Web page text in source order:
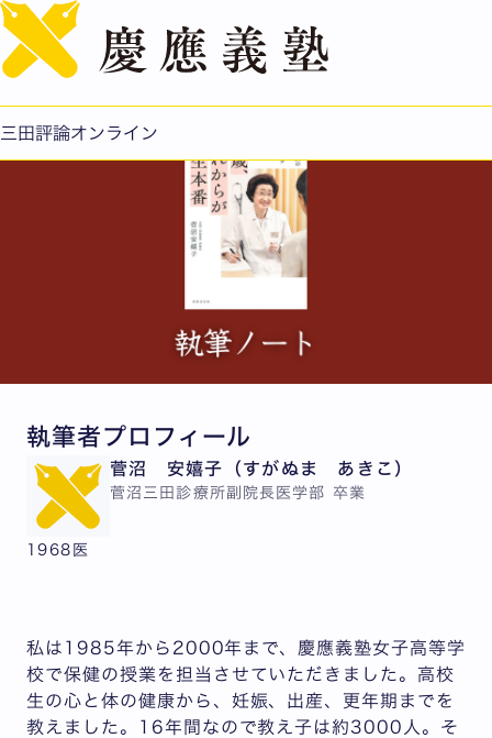
三田評論オンライン
『80歳、これからが人生本番』
執筆者プロフィール
菅沼 安嬉子（すがぬま あきこ）
菅沼三田診療所副院長 医学部 卒業
1968医
私は1985年から2000年まで、慶應義塾女子高等学
校で保健の授業を担当させていただきました。高校
生の心と体の健康から、妊娠、出産、更年期までを
教えました。16年間なので教え子は約3000人。そ